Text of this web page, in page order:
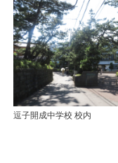
逗子開成中学校 校内